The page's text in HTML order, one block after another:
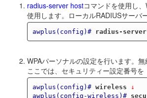
radius-server hostコマンドを使用し
使用します。ローカルRADIUSサーバ
awplus(config)# radius-
WPAパーソナルの設定を行います。
ここでは、セキュリティー設定番号を
awplus(config)# wireless ↓
awplus(config-wireless)#